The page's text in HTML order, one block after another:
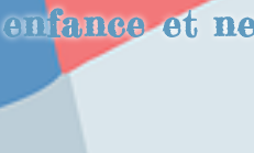
enfance et